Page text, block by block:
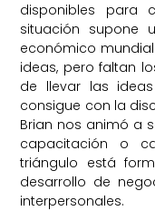
disponibles para
situación supone
económico
ideas, pero faltan
de llevar las
consigue con la
Brian nos animó a
capacitación o
triángulo está
desarrollo de
interpersonales.